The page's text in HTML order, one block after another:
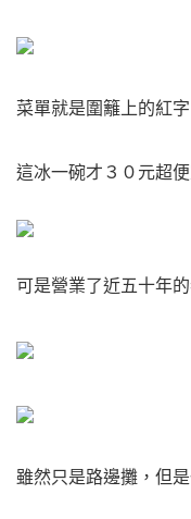
菜單就是圍籬上的紅
這冰一碗才３０元超便
可是營業了近五十年的
雖然只是路邊攤，但